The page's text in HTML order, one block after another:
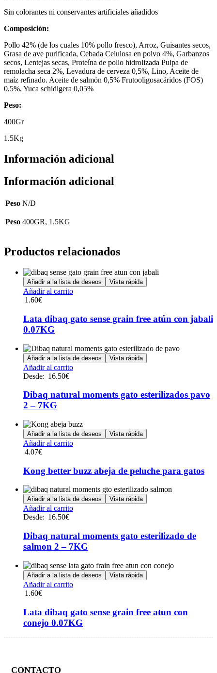
Sin colorantes ni conservantes artificiales añadidos
Composición:
Pollo 42% (de los cuales 10% pollo fresco), Arroz, Guisantes secos,
Grasa de ave purificada, Cebada Celulosa en polvo 4%, Garbanzos
secos, Lentejas secas, Proteína de pollo hidrolizada Pulpa de
remolacha seca 2%, Levadura de cerveza 0,5%, Lino, Aceite de
maíz refinado. Aceite de salmón 0,5% Frutooligosacáridos (FOS)
0,5%, Yuca schidigera 0,05%
Peso:
400Gr
1.5Kg
Información adicional
Información adicional
Peso N/D
Peso 400GR, 1.5KG
Productos relacionados
Añadir a la lista de deseos Vista rápida
Añadir al carrito
1.60€
Lata dibaq gato sense grain free atún con jabali
0.07KG
Añadir a la lista de deseos Vista rápida
Añadir al carrito
Desde: 16.50€
Dibaq natural moments gato esterilizados pavo
2 – 7KG
Añadir a la lista de deseos Vista rápida
Añadir al carrito
4.07€
Kong better buzz abeja de peluche para gatos
Añadir a la lista de deseos Vista rápida
Añadir al carrito
Desde: 16.50€
Dibaq natural moments gato esterilizado de
salmon 2 – 7KG
Añadir a la lista de deseos Vista rápida
Añadir al carrito
1.60€
Lata dibaq gato sense grain free atun con
conejo 0.07KG
CONTACTO